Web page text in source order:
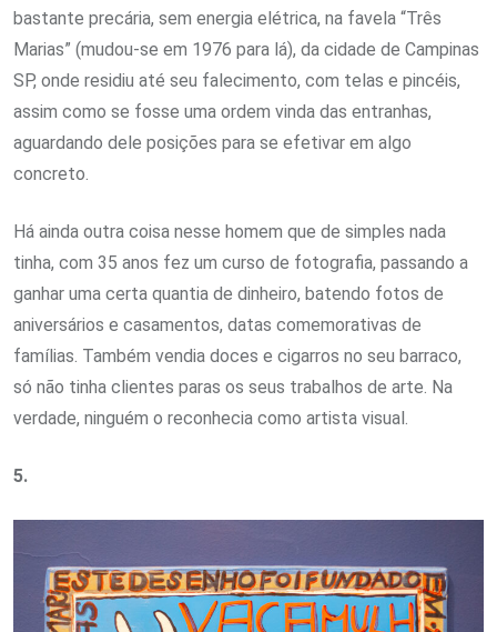
bastante precária, sem energia elétrica, na favela “Três
Marias” (mudou-se em 1976 para lá), da cidade de Campinas
SP, onde residiu até seu falecimento, com telas e pincéis,
assim como se fosse uma ordem vinda das entranhas,
aguardando dele posições para se efetivar em algo
concreto.
Há ainda outra coisa nesse homem que de simples nada
tinha, com 35 anos fez um curso de fotografia, passando a
ganhar uma certa quantia de dinheiro, batendo fotos de
aniversários e casamentos, datas comemorativas de
famílias. Também vendia doces e cigarros no seu barraco,
só não tinha clientes paras os seus trabalhos de arte. Na
verdade, ninguém o reconhecia como artista visual.
5.